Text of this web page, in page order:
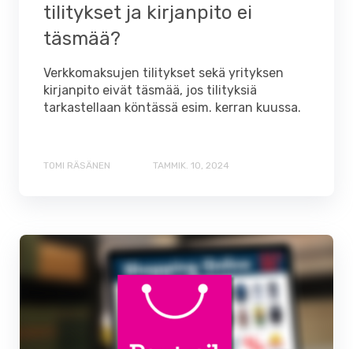
tilitykset ja kirjanpito ei
täsmää?
Verkkomaksujen tilitykset sekä yrityksen
kirjanpito eivät täsmää, jos tilityksiä
tarkastellaan köntässä esim. kerran kuussa.
TOMI RÄSÄNEN TAMMIK. 10, 2024